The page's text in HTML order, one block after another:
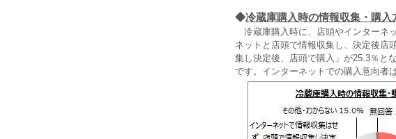
◆冷蔵庫購入時の情報収集・購入
冷蔵庫購入時に、店頭やインターネ
ネットと店頭で情報収集し、決定後店
集し決定後、店頭で購入」が25.3％と
です。インターネットでの購入意向者